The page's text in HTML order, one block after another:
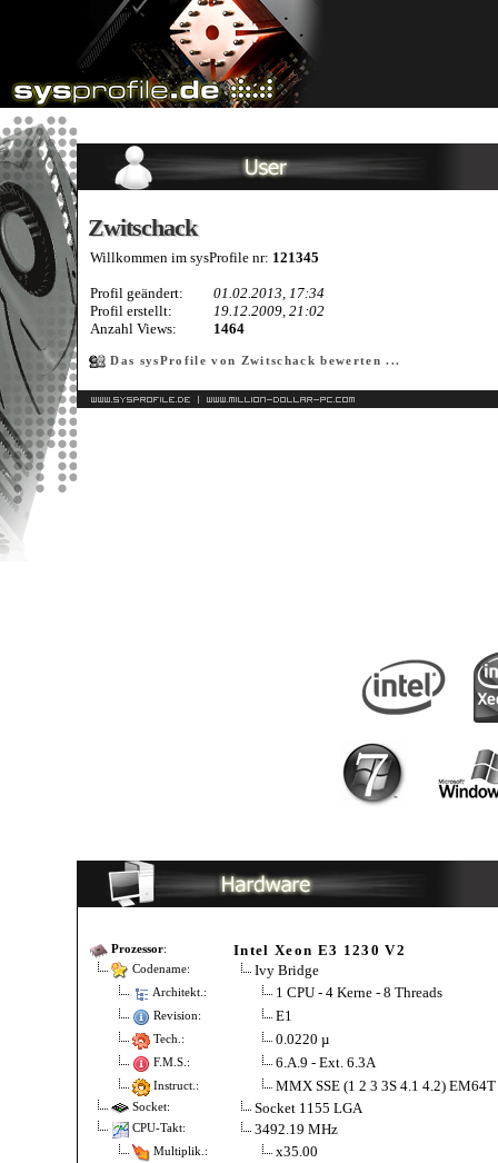
Zwitschack
Zwitschack
Willkommen im sysProfile nr: 121345
Profil geändert:
01.02.2013, 17:34
Profil erstellt:
19.12.2009, 21:02
Anzahl Views:
1464
Das sysProfile von Zwitschack bewerten ...
Prozessor: Intel Xeon E3 1230 V2
Codename: Ivy Bridge
Architekt.: 1 CPU - 4 Kerne - 8 Threads
Revision: E1
Tech.: 0.0220 µ
F.M.S.: 6.A.9 - Ext. 6.3A
Instruct.: MMX SSE (1 2 3 3S 4.1 4.2)
Socket: Socket 1155 LGA
CPU-Takt: 3492.19 MHz
Multiplik.: x35.00